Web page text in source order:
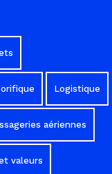
Logistique
aériennes
valeurs